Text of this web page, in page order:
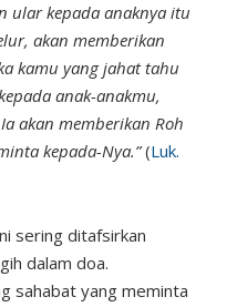
ular kepada anaknya itu
akan memberikan
kamu yang jahat tahu
anak-anakmu,
akan memberikan Roh
kepada-Nya.”(Luk.
sering ditafsirkan
dalam doa.
sahabat yang meminta